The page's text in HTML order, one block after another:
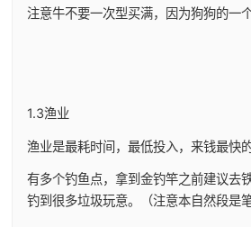
注意牛不要一次型买满，因为狗狗的一
1.3渔业
渔业是最耗时间，最低投入，来钱最快
有多个钓鱼点，拿到金钓竿之前建议去
钓到很多垃圾玩意。（注意本自然段是